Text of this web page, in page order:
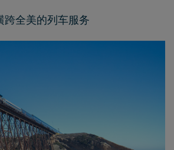
跨全美的列车服务